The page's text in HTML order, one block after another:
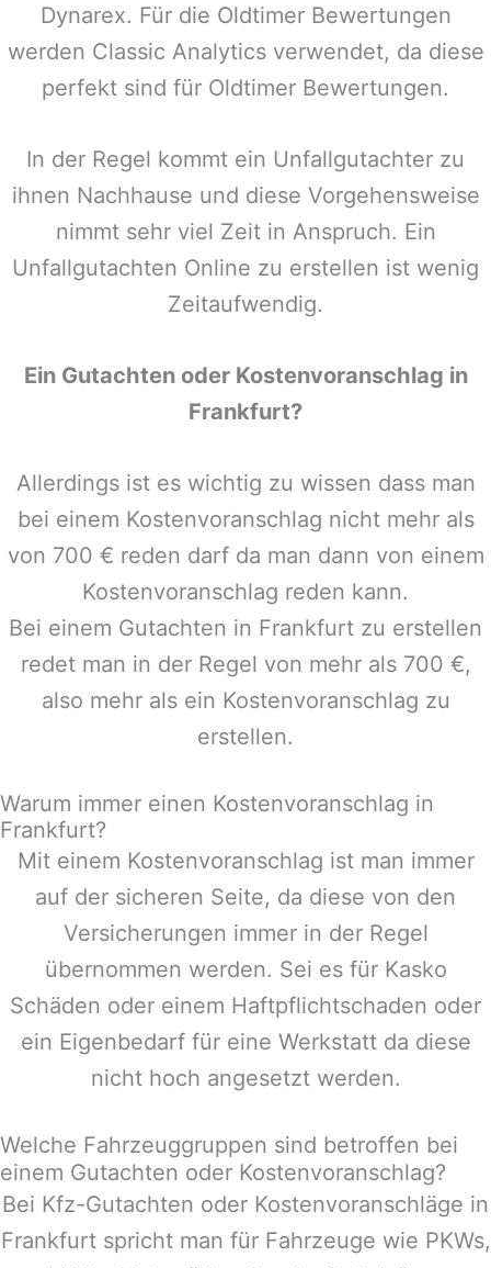
Dynarex. Für die Oldtimer Bewertungen
werden Classic Analytics verwendet, da diese
perfekt sind für Oldtimer Bewertungen.
In der Regel kommt ein Unfallgutachter zu
ihnen Nachhause und diese Vorgehensweise
nimmt sehr viel Zeit in Anspruch. Ein
Unfallgutachten Online zu erstellen ist wenig
Zeitaufwendig.
Ein Gutachten oder Kostenvoranschlag in
Frankfurt?
Allerdings ist es wichtig zu wissen dass man
bei einem Kostenvoranschlag nicht mehr als
von 700 € reden darf da man dann von einem
Kostenvoranschlag reden kann.
Bei einem Gutachten in Frankfurt zu erstellen
redet man in der Regel von mehr als 700 €,
also mehr als ein Kostenvoranschlag zu
erstellen.
Warum immer einen Kostenvoranschlag in
Frankfurt?
Mit einem Kostenvoranschlag ist man immer
auf der sicheren Seite, da diese von den
Versicherungen immer in der Regel
übernommen werden. Sei es für Kasko
Schäden oder einem Haftpflichtschaden oder
ein Eigenbedarf für eine Werkstatt da diese
nicht hoch angesetzt werden.
Welche Fahrzeuggruppen sind betroffen bei
einem Gutachten oder Kostenvoranschlag?
Bei Kfz-Gutachten oder Kostenvoranschläge in
Frankfurtspricht man für Fahrzeuge wie PKWs,